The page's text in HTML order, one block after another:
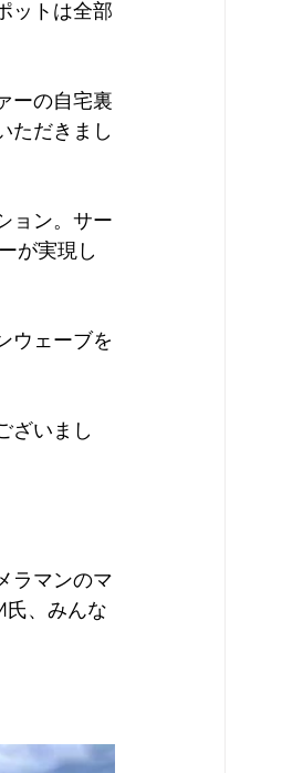
ットは全部
ーの自宅裏
ただきまし
ョン。サー
が実現し
ウェーブを
ざいまし
ラマンのマ
氏、みんな